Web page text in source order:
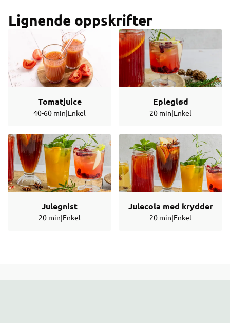
Lignende oppskrifter
Tomatjuice
40-60 min|Enkel
Epleglød
20 min|Enkel
Julegnist
20 min|Enkel
Julecola med krydder
20 min|Enkel